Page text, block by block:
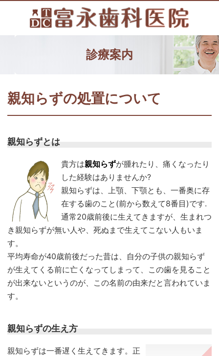
診療案内
親知らずの処置について
親知らずとは
貴方は親知らずが腫れたり、痛くなったり
した経験はありませんか?
親知らずは、上顎、下顎とも、一番奥に存
在する歯のこと(前から数えて8番目)です.
通常20歳前後に生えてきますが、生まれつ
き親知らずが無い人や、死ぬまで生えてこない人もいま
す。
平均寿命が40歳前後だった昔は、自分の子供の親知らず
が生えてくる前に亡くなってしまって、この歯を見ること
が出来ないというのが、この名前の由来だと言われていま
す。
親知らずの生え方
親知らずは一番遅く生えてきます。正